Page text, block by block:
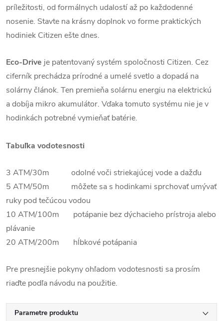
príležitosti, od formálnych udalostí až po každodenné
nosenie. Stavte na krásny doplnok vo forme praktických
hodiniek Citizen ešte dnes.
Eco-Drive je patentovaný systém spoločnosti Citizen. Cez
ciferník prechádza prírodné a umelé svetlo a dopadá na
solárny článok. Ten premieňa solárnu energiu na elektrickú
a dobíja mikro akumulátor. Vďaka tomuto systému nie je v
hodinkách potrebné vymieňať batérie.
Tabuľka vodotesnosti
3 ATM/30m odolné voči striekajúcej vode a dažďu
5 ATM/50m môžete sa s hodinkami sprchovať umývať
ruky pod tečúcou vodou
10 ATM/100m potápanie bez dýchacieho prístroja alebo
plávanie
20 ATM/200m hĺbkové potápania
Pre presnejšie pokyny ohľadom vodotesnosti sa prosím
riaďte podľa návodu na použitie.
Parametre produktu